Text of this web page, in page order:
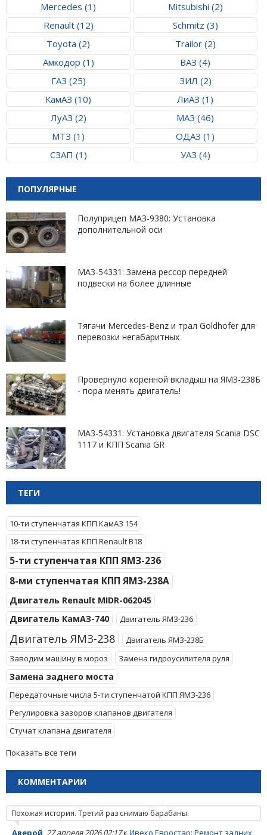
Mercedes (1)
Mitsubishi (2)
Renault (12)
Schmitz (3)
Toyota (2)
Trailor (2)
Амкодор (1)
ВАЗ (4)
ГАЗ (25)
ЗИЛ (2)
КамАЗ (10)
ЛиАЗ (1)
ЛуАЗ (2)
МАЗ (46)
МТЗ (1)
ОДАЗ (1)
СЗАП (1)
УАЗ (4)
ПОПУЛЯРНЫЕ
Полуприцеп МАЗ-9380: Установка
дополнительной оси
МАЗ-54331: Замена рессор передней
подвески на более длинные
Тягачи Mercedes-Benz и трал Goldhofer для
перевозки негабаритных
Провернуло коренной вкладыш на ЯМЗ-238Б
- пора менять двигатель!
МАЗ-54331: Установка двигателя Scania DSC
1117 и КПП Scania GR
ТЕГИ
10-ти ступенчатая КПП КамАЗ 154
18-ти ступенчатая КПП Renault B18
5-ти ступенчатая КПП ЯМЗ-236
8-ми ступенчатая КПП ЯМЗ-238А
Двигатель Renault MIDR-062045
Двигатель КамАЗ-740
Двигатель ЯМЗ-236
Двигатель ЯМЗ-238
Двигатель ЯМЗ-238Б
Заводим машину в мороз
Замена гидроусилителя руля
Замена заднего моста
Передаточные числа 5-ти ступенчатой КПП ЯМЗ-236
Регулировка зазоров клапанов двигателя
Стучат клапана двигателя
Показать все теги
КОММЕНТАРИИ
Похожая история. Третий раз снимаю барабаны.
Аверой 27 апреля 2026 02:17к Ивеко Евростар: Ремонт задних